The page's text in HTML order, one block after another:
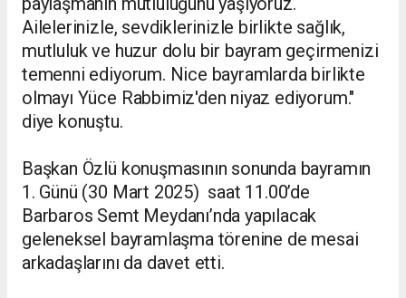
Ailelerinizle, sevdiklerinizle birlikte sağlık,
mutluluk ve huzur dolu bir bayram geçirmenizi
temenni ediyorum. Nice bayramlarda birlikte
olmayı Yüce Rabbimiz'den niyaz ediyorum."
diye konuştu.
Başkan Özlü konuşmasının sonunda bayramın
1. Günü (30 Mart 2025) saat 11.00’de
Barbaros Semt Meydanı’nda yapılacak
geleneksel bayramlaşma törenine de mesai
arkadaşlarını da davet etti.